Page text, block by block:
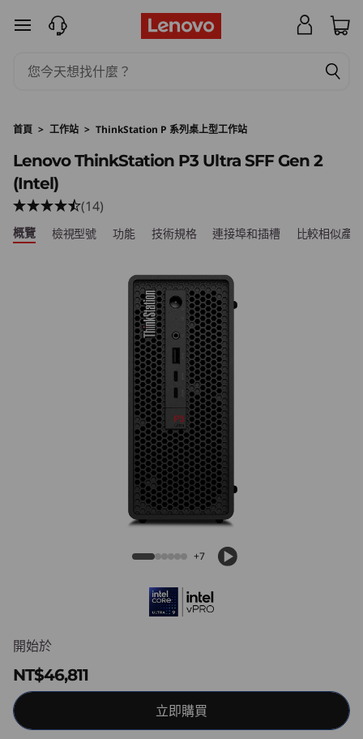
o
v
o
T
P
3
U
跳至主要內容
首頁 > 工作站 > ThinkStation P 系列桌上型工作站
Lenovo ThinkStation P3 Ultra SFF Gen 2
Lenovo ThinkStation P3 Ultra SFF Gen 2
(Intel)
(14)
概覽 檢視型號 功能 技術規格 連接埠和插槽 比較相似產品
+7
開始於
NT$46,811
立即購買